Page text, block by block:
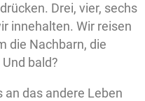
Drei, vier, sechs
innehalten. Wir reisen
die Nachbarn, die
bald?
an das andere Leben